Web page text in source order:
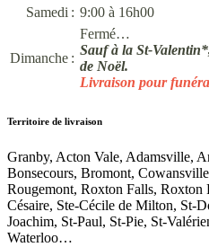
Samedi : 9:00 à 16h00
Dimanche :
Fermé…
Sauf à la St-
de Noël.
Livraison pour
Territoire de livraison
Granby, Acton Vale, Adamsville,
Bonsecours, Bromont,
Rougemont, Roxton Falls, Roxton
Césaire, Ste-Cécile de Milton, St-
Joachim, St-Paul, St-Pie, St-
Waterloo…